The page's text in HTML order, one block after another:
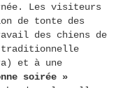
Les visiteurs
de tonte des
des chiens de
traditionnelle
et à une
soirée »